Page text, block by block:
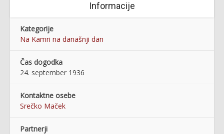
Informacije
Kategorije
Na Kamri na današnji dan
Čas dogodka
24. september 1936
Kontaktne osebe
Srečko Maček
Partnerji